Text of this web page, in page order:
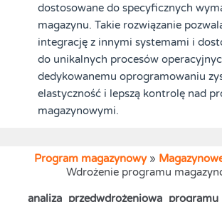
dostosowane do specyficznych
magazynu. Takie rozwiązanie
integrację z innymi systemami i
do unikalnych procesów
dedykowanemu oprogramowaniu
elastyczność i lepszą kontrolę nad
magazynowymi.
Program magazynowy»
Wdrożenie programu
analiza przedwdrożeniowa programu